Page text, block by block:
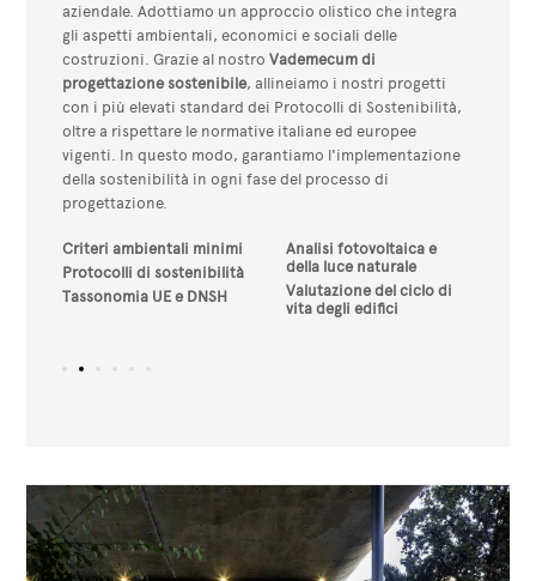
aziendale. Adottiamo un approccio olistico che integra
gli aspetti ambientali, economici e sociali delle
costruzioni. Grazie al nostroVademecum di
progettazione sostenibile, allineiamo i nostri progetti
con i più elevati standard dei Protocolli di Sostenibilità,
oltre a rispettare le normative italiane ed europee
vigenti. In questo modo, garantiamo l'implementazione
della sostenibilità in ogni fase del processo di
progettazione.
Criteri ambientali minimi
Protocolli di sostenibilità
Tassonomia UE e DNSH
Analisi fotovoltaica e
della luce naturale
Valutazione del ciclo di
vita degli edifici